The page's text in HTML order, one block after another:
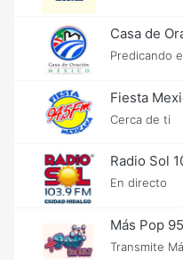
Casa de
Predicando
Fiesta
Cerca de ti
Radio Sol
En directo
Más Pop
Transmite